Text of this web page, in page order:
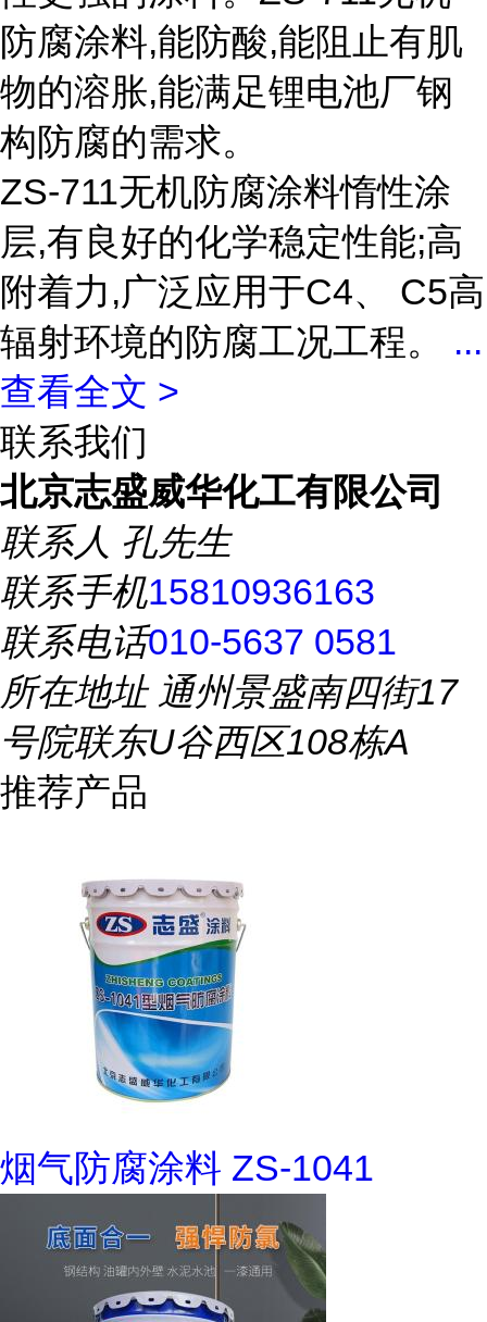
防腐涂料,能防酸,能阻止有肌
物的溶胀,能满足锂电池厂钢
构防腐的需求。
ZS-711无机防腐涂料惰性涂
层,有良好的化学稳定性能;高
附着力,广泛应用于C4、 C5高
辐射环境的防腐工况工程。 ...
查看全文 >
联系我们
北京志盛威华化工有限公司
联系人 孔先生
联系手机15810936163
联系电话010-5637 0581
所在地址通州景盛南四街17
号院联东U谷西区108栋A
推荐产品
烟气防腐涂料 ZS-1041